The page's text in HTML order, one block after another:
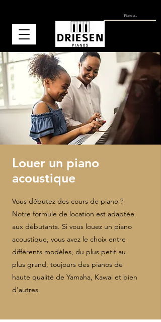
Louer un piano
acoustique
Vous débutez des cours de piano ?
Notre formule de location est adaptée
aux débutants. Si vous louez un piano
acoustique, vous avez le choix entre
différents modèles, du plus petit au
plus grand, toujours des pianos de
haute qualité de Yamaha, Kawai et bien
d'autres.